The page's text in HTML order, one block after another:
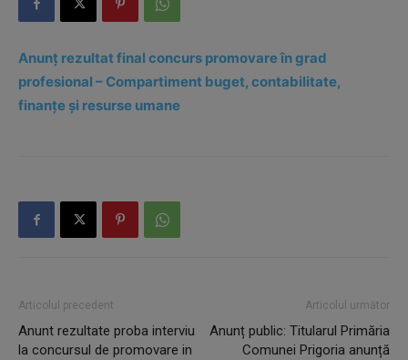
Anunț rezultat final concurs promovare în grad
profesional – Compartiment buget, contabilitate,
finanțe și resurse umane
Articolul precedent
Anunt rezultate proba interviu
la concursul de promovare in
Articolul următor
Anunț public: Titularul Primăria
Comunei Prigoria anunță